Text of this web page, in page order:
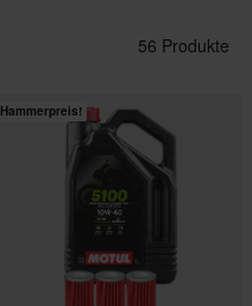
56 Produkte
Hammerpreis!